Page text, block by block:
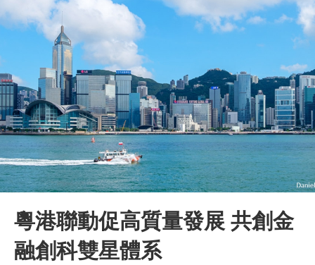
粵港聯動促高質量發展 共創金
融創科雙星體系